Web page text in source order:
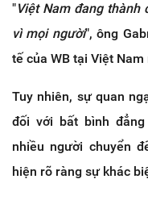
"Việt Nam đang
vì mọi người", ông
tế của WB tại Việt
Tuy nhiên, sự quan
đối với bất bình
nhiều người chuyển
hiện rõ ràng sự khác